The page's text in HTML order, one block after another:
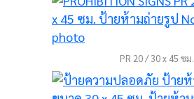
PR 20 / 30 x 45 ซม.